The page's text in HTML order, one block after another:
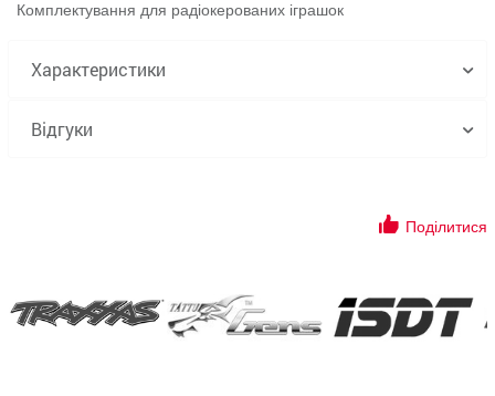
Комплектування для радіокерованих іграшок
Характеристики
Відгуки
Поділитися